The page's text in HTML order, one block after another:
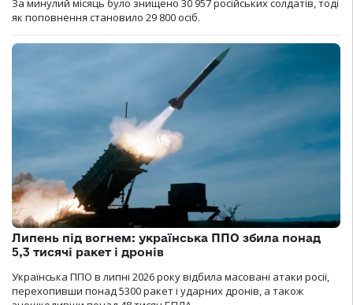
За минулий місяць було знищено 30 957 російських солдатів, тоді
як поповнення становило 29 800 осіб.
Липень під вогнем: українська ППО збила понад
5,3 тисячі ракет і дронів
Українська ППО в липні 2026 року відбила масовані атаки росії,
перехопивши понад 5300 ракет і ударних дронів, а також